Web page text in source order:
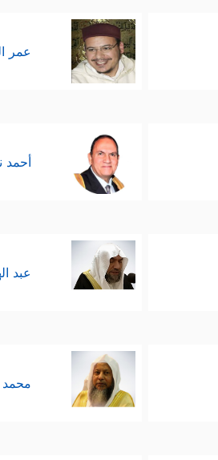
عمر
أحمد
عبد
محمد